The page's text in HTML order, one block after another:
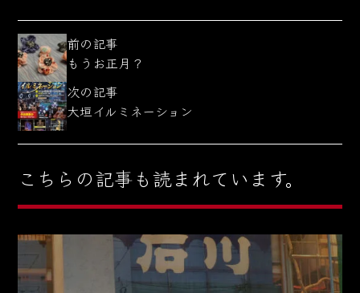
前の記事
もうお正月？
次の記事
大垣イルミネーション
こちらの記事も読まれています。